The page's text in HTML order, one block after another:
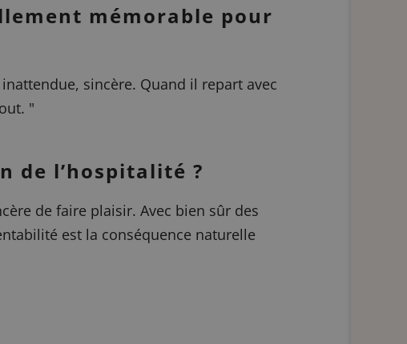
mémorable pour
sincère. Quand il repart avec
"
de l’hospitalité ?
de faire plaisir. Avec bien sûr des
est la conséquence naturelle